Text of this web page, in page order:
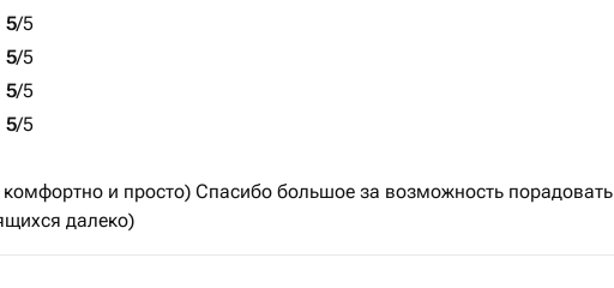
5/5
5/5
5/5
5/5
комфортно и просто) Спасибо большое за возможность порадовать
далеко)